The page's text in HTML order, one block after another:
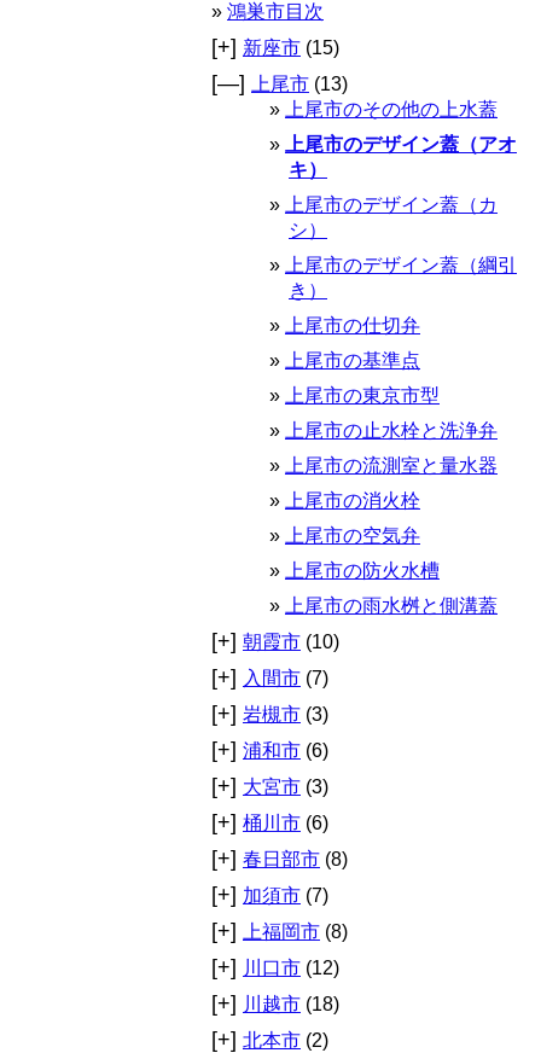
鴻巣市目次
[+] 新座市 (15)
[—] 上尾市 (13)
上尾市のその他の上水蓋
上尾市のデザイン蓋（アオ
キ）
上尾市のデザイン蓋（カ
シ）
上尾市のデザイン蓋（綱引
き）
上尾市の仕切弁
上尾市の基準点
上尾市の東京市型
上尾市の止水栓と洗浄弁
上尾市の流測室と量水器
上尾市の消火栓
上尾市の空気弁
上尾市の防火水槽
上尾市の雨水桝と側溝蓋
[+] 朝霞市 (10)
[+] 入間市 (7)
[+] 岩槻市 (3)
[+] 浦和市 (6)
[+] 大宮市 (3)
[+] 桶川市 (6)
[+] 春日部市 (8)
[+] 加須市 (7)
[+] 上福岡市 (8)
[+] 川口市 (12)
[+] 川越市 (18)
[+] 北本市 (2)